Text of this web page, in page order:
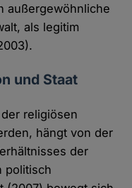
außergewöhnliche
als legitim
und Staat
religiösen
hängt von der
der
politisch